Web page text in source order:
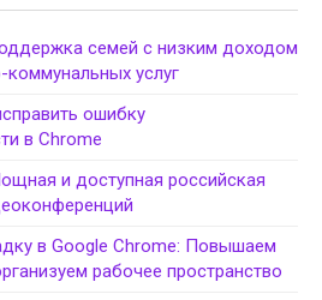
семей с низким доходом
услуг
ошибку
в Chrome
и доступная российская
в Google Chrome: Повышаем
рабочее пространство